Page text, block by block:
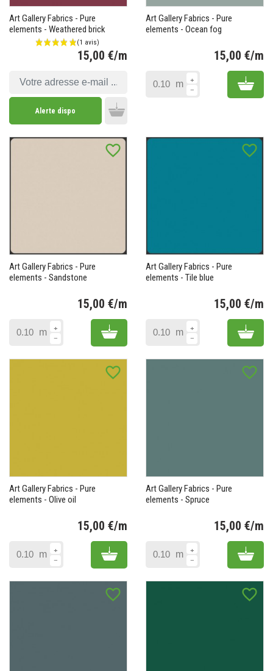
(1 avis)
Art Gallery Fabrics - Pure
elements - Weathered brick
15,00 €/m
Alerte dispo
Art Gallery Fabrics - Pure
elements - Ocean fog
15,00 €/m
m Add
favorite_border
Art Gallery Fabrics - Pure
elements - Sandstone
15,00 €/m
m Add to cart
favorite_border
Art Gallery Fabrics - Pure
elements - Tile blue
15,00 €/m
m Add
favorite_border
Art Gallery Fabrics - Pure
elements - Olive oil
15,00 €/m
m Add to cart
favorite_border
Art Gallery Fabrics - Pure
elements - Spruce
15,00 €/m
m Add
favorite_border favorite_border